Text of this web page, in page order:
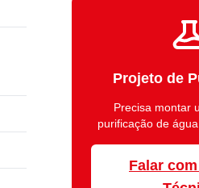
Projeto de
Precisa montar
purificação de
Falar